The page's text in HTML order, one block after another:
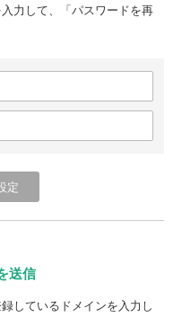
力して、「パスワードを再
送信
しているドメインを入力し